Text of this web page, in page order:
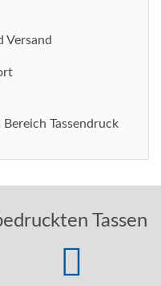
Versand
Tassendruck
Tassen